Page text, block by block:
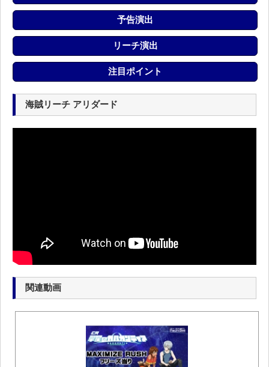
予告演出
リーチ演出
注目ポイント
海賊リーチ アリダード
関連動画